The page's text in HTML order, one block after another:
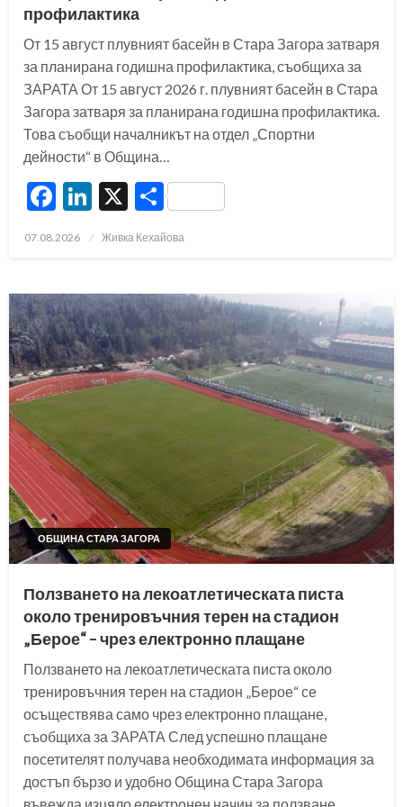
профилактика
От 15 август плувният басейн в Стара Загора затваря
за планирана годишна профилактика, съобщиха за
ЗАРАТА От 15 август 2026 г. плувният басейн в Стара
Загора затваря за планирана годишна профилактика.
Това съобщи началникът на отдел „Спортни
дейности“ в Община…
Facebook
LinkedIn
X Share
Posted
07.08.2026 Живка Кехайова
ОБЩИНА СТАРА ЗАГОРА
Ползването на лекоатлетическата писта
около тренировъчния терен на стадион
„Берое“ – чрез електронно плащане
Ползването на лекоатлетическата писта около
тренировъчния терен на стадион „Берое“ се
осъществява само чрез електронно плащане,
съобщиха за ЗАРАТА След успешно плащане
посетителят получава необходимата информация за
достъп бързо и удобно Община Стара Загора
въвежда изцяло електронен начин за ползване…